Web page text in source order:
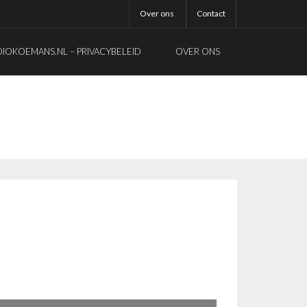
Over ons Contact
– PRIVACYBELEID OVER ONS